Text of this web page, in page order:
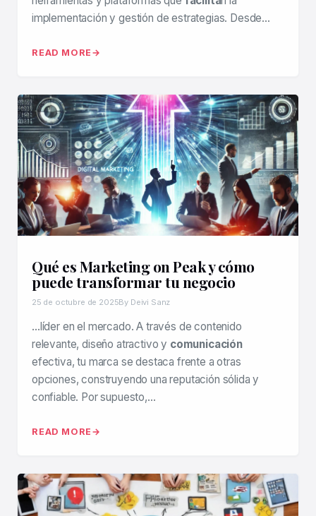
implementación y gestión de estrategias. Desde…
READ MORE
Qué es Marketing on Peak y cómo
puede transformar tu negocio
25 de octubre de 2025By Deivi Sanz
…líder en el mercado. A través de contenido
relevante, diseño atractivo y comunicación
efectiva, tu marca se destaca frente a otras
opciones, construyendo una reputación sólida y
confiable. Por supuesto,…
READ MORE